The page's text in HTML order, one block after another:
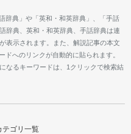
辞典」や「英和・和英辞典」、「手話
辞典、英和・和英辞典、手話辞典は連
表示されます。また、解説記事の本文
ドへのリンクが自動的に貼られます。
なるキーワードは、1クリックで検索結
テゴリ一覧